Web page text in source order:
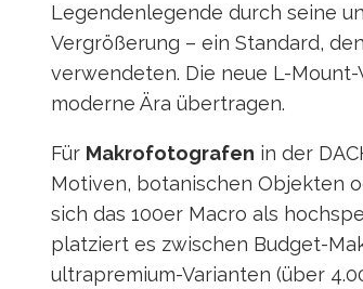
Legendenlegende durch seine
Vergrößerung – ein Standard,
verwendeten. Die neue L-
moderne Ära übertragen.
Für Makrofotografen in der
Motiven, botanischen Objekten
sich das 100er Macro als
platziert es zwischen Budget-
ultrapremium-Varianten (über